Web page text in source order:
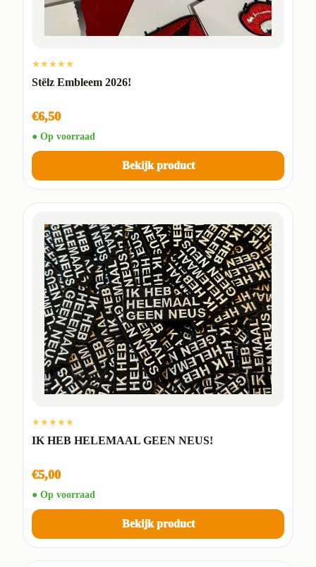
★★★★★
Stëlz Embleem 2026!
€6,50
● Op voorraad
Bekijk product
★★★★★
IK HEB HELEMAAL GEEN NEUS!
€5,00
● Op voorraad
Bekijk product